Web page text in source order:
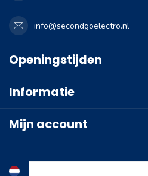
info@secondgoelectro.nl
Openingstijden
Informatie
Mijn account